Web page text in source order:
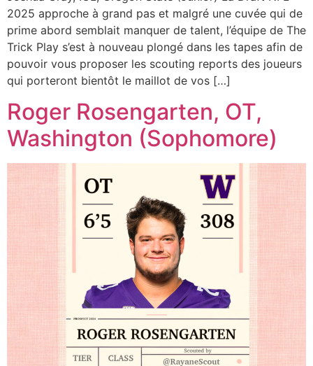
2025 approche à grand pas et malgré une cuvée qui de
prime abord semblait manquer de talent, l’équipe de The
Trick Play s’est à nouveau plongé dans les tapes afin de
pouvoir vous proposer les scouting reports des joueurs
qui porteront bientôt le maillot de vos […]
Roger Rosengarten, OT,
Washington (Sophomore)